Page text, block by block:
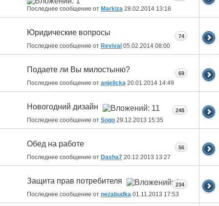
Последнее сообщение от Markiza 28.02.2014 13:18
Юридические вопросы
Последнее сообщение от Revival 05.02.2014 08:00
74
Подаете ли Вы милостыню?
Последнее сообщение от anjelicka 20.01.2014 14:49
69
Новогодний дизайн
Последнее сообщение от Sogo 29.12.2013 15:35
248
Обед на работе
Последнее сообщение от Dasha7 20.12.2013 13:27
56
Защита прав потребителя
Последнее сообщение от nezabudka 01.11.2013 17:53
234